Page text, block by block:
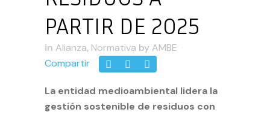
PARTIR DE 2025
in Alianza, Normativa by AMBE
Compartir
La entidad medioambiental lidera la
gestión sostenible de residuos con